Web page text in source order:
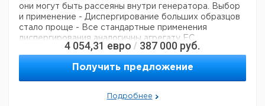
они могут быть рассеяны внутри генератора.
Выбор
и применение - Диспергирование больших образцов
стало проще - Все стандартные применения
диспергирования аналогичны агрегату ЕС
Технические данные:
Вес нетто:400 г
Данные для перевозки (реальные данные могут
отличаться)
Страна происхождения:
4 054,31 евро / 387 000 руб.
Получить предложение
Подробнее